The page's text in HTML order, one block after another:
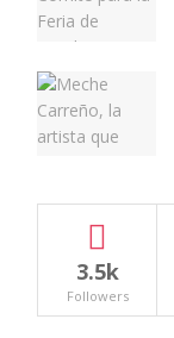
3.5k
Followers